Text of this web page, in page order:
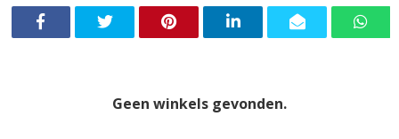
Geen winkels gevonden.